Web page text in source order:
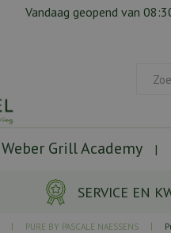
SERVICE EN
PURE BY PASCALE NAESSENS
Vandaag geopend van
Weber Grill Academy